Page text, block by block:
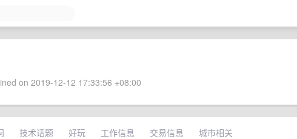
on 2019-12-12 17:33:56 +08:00
技术话题 好玩 工作信息 交易信息 城市相关